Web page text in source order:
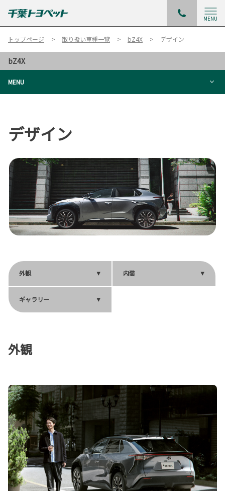
MENU
トップページ 取り扱い車種一覧 bZ4X デザイン
bZ4X
MENU
デザイン
外観 内装
ギャラリー
外観